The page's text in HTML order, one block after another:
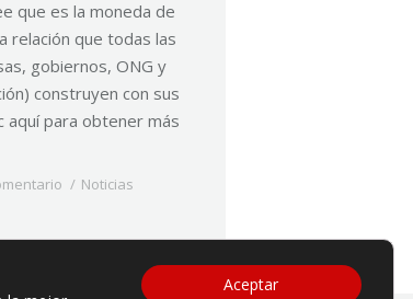
que es la moneda de
relación que todas las
gobiernos, ONG y
construyen con sus
aquí para obtener más
Noticias
Aceptar